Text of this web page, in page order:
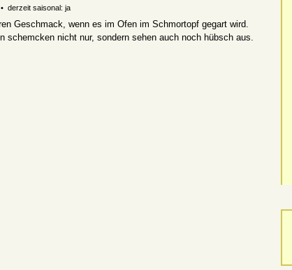
derzeit saisonal: ja
Geschmack, wenn es im Ofen im Schmortopf gegart wird.
schemcken nicht nur, sondern sehen auch noch hübsch aus.